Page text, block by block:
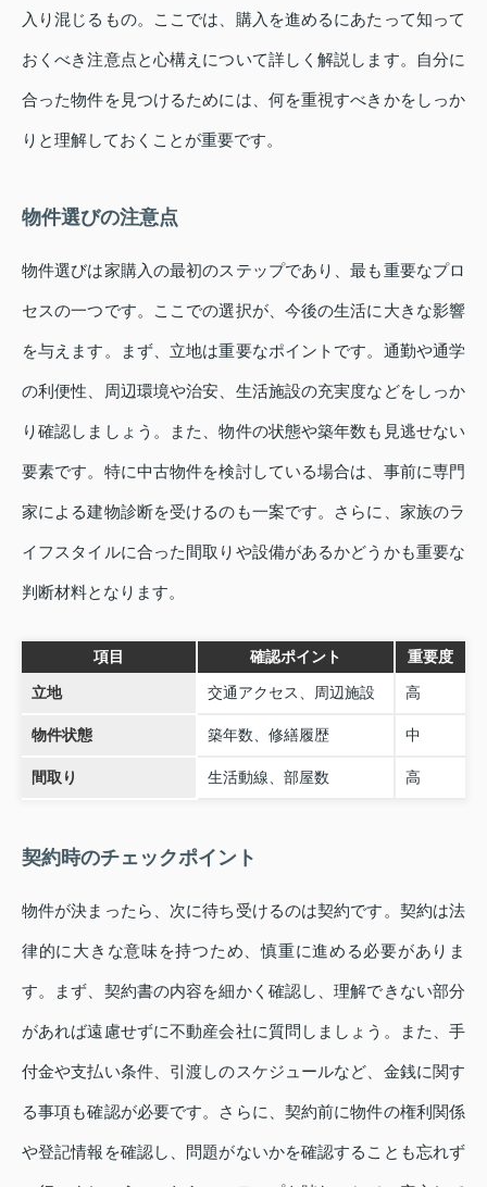
入り混じるもの。ここでは、購入を進めるにあたって知って
おくべき注意点と心構えについて詳しく解説します。自分に
合った物件を見つけるためには、何を重視すべきかをしっか
りと理解しておくことが重要です。
物件選びの注意点
物件選びは家購入の最初のステップであり、最も重要なプロ
セスの一つです。ここでの選択が、今後の生活に大きな影響
を与えます。まず、立地は重要なポイントです。通勤や通学
の利便性、周辺環境や治安、生活施設の充実度などをしっか
り確認しましょう。また、物件の状態や築年数も見逃せない
要素です。特に中古物件を検討している場合は、事前に専門
家による建物診断を受けるのも一案です。さらに、家族のラ
イフスタイルに合った間取りや設備があるかどうかも重要な
判断材料となります。
項目 確認ポイント 重要度
立地 交通アクセス、周辺施設 高
物件状態 築年数、修繕履歴 中
間取り 生活動線、部屋数 高
契約時のチェックポイント
物件が決まったら、次に待ち受けるのは契約です。契約は法
律的に大きな意味を持つため、慎重に進める必要がありま
す。まず、契約書の内容を細かく確認し、理解できない部分
があれば遠慮せずに不動産会社に質問しましょう。また、手
付金や支払い条件、引渡しのスケジュールなど、金銭に関す
る事項も確認が必要です。さらに、契約前に物件の権利関係
や登記情報を確認し、問題がないかを確認することも忘れず